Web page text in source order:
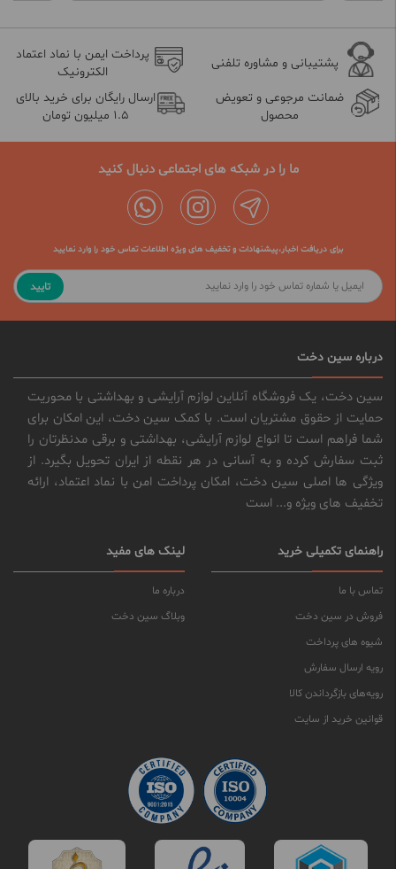
پشتیبانی و مشاوره تلفنی
پرداخت ایمن با نماد اعتماد
الکترونیک
ضمانت مرجوعی و تعویض
محصول
ارسال رایگان برای خرید بالای
1.5 میلیون تومان
ما را در شبکه های اجتماعی دنبال کنید
برای دریافت اخبار،پیشنهادات و تخفیف های ویژه اطلاعات تماس خود را وارد نمایید
تایید
درباره سین دخت
سین دخت، یک فروشگاه آنلاین لوازم آرایشی و بهداشتی با محوریت
حمایت از حقوق مشتریان است. با کمک سین دخت، این امکان برای
شما فراهم است تا انواع لوازم آرایشی، بهداشتی و برقی مدنظرتان را
ثبت سفارش کرده و به آسانی در هر نقطه از ایران تحویل بگیرد. از
ویژگی ها اصلی سین دخت، امکان پرداخت امن با نماد اعتماد، ارائه
تخفیف های ویژه و... است
راهنمای تکمیلی خرید
تماس با ما
فروش در سین دخت
شیوه های پرداخت
رویه ارسال سفارش
رویه‌های بازگرداندن کالا
قوانین خرید از سایت
لینک های مفید
درباره ما
وبلاگ سین دخت